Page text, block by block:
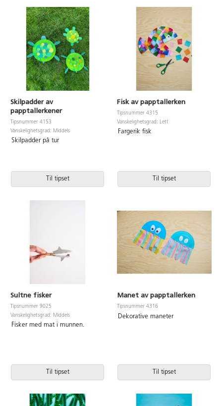
Skilpadder av
papptallerkener
Tipsnummer 4153
Vanskelighetsgrad: Middels
Skilpadder på tur
Til tipset
Fisk av papptallerken
Tipsnummer 4315
Vanskelighetsgrad: Lett
Fargerik fisk
Til tipset
Sultne fisker
Tipsnummer 9025
Vanskelighetsgrad: Middels
Fisker med mat i munnen.
Til tipset
Manet av papptallerken
Tipsnummer 4316
Dekorative maneter
Til tipset